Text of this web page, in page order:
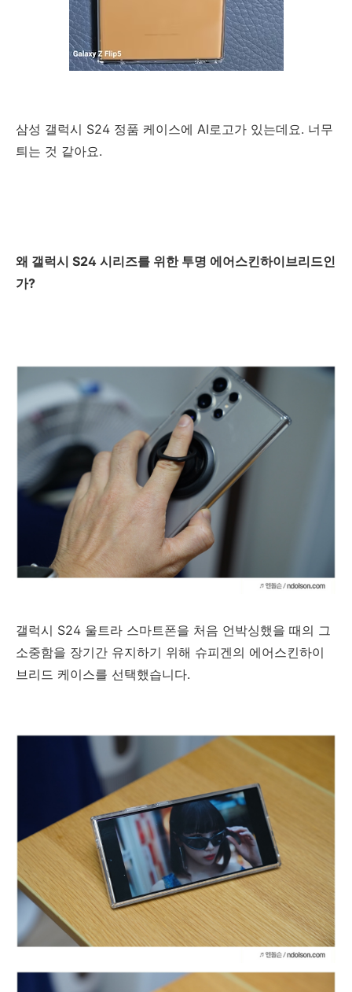
삼성 갤럭시 S24 정품 케이스에 AI로고가 있는데요. 너무
틔는 것 같아요.
왜 갤럭시 S24 시리즈를 위한 투명 에어스킨하이브리드인
가?
갤럭시 S24 울트라 스마트폰을 처음 언박싱했을 때의 그
소중함을 장기간 유지하기 위해 슈피겐의 에어스킨하이
브리드 케이스를 선택했습니다.